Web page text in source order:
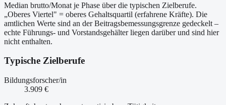
Median brutto/Monat je Phase über die typischen Zielberufe.
„Oberes Viertel" = oberes Gehaltsquartil (erfahrene Kräfte). Die
amtlichen Werte sind an der Beitragsbemessungsgrenze gedeckelt –
echte Führungs- und Vorstandsgehälter liegen darüber und sind hier
nicht enthalten.
Typische Zielberufe
Bildungsforscher/in
3.909 €